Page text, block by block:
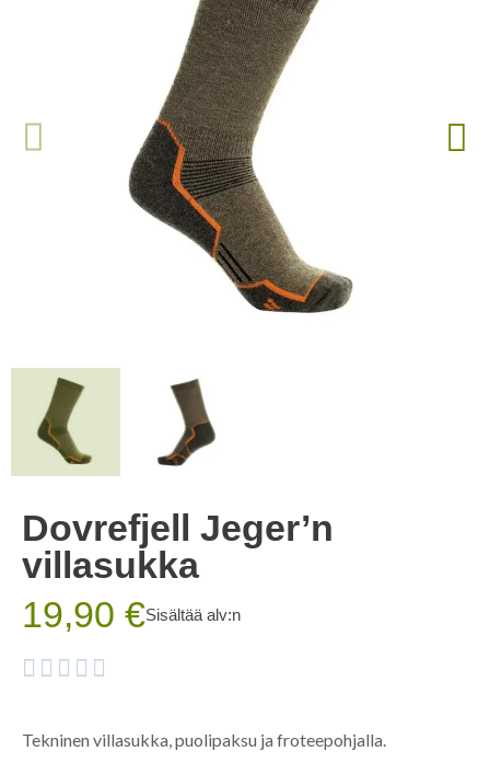
Dovrefjell Jeger’n
villasukka
19,90 €Sisältää alv:n
    
Tekninen villasukka,puolipaksu ja froteepohjalla.